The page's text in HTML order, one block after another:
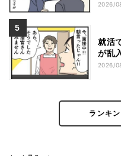
2026/
就活
が乱
2026/
ランキ